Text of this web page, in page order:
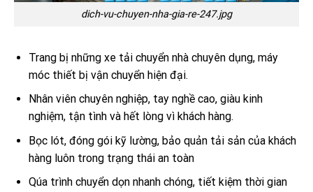
dich-vu-chuyen-nha-gia-re-247.jpg
Trang bị những xe tải chuyển nhà chuyên dụng, máy
móc thiết bị vận chuyển hiện đại.
Nhân viên chuyên nghiệp, tay nghề cao, giàu kinh
nghiệm, tận tình và hết lòng vì khách hàng.
Bọc lót, đóng gói kỹ lường, bảo quản tải sản của khách
hàng luôn trong trạng thái an toàn
Qúa trình chuyển dọn nhanh chóng, tiết kiệm thời gian